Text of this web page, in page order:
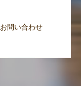
お問い合わせ